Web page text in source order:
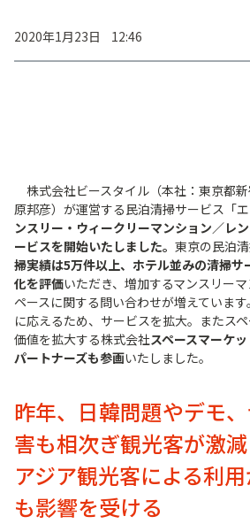
2020年1月23日 12:46
株式会社ビースタイル（本社：東京都
原邦彦）が運営する民泊清掃サービス「エ
ンスリー・ウィークリーマンション／レ
ービスを開始いたしました。 東京の民泊
掃実績は5万件以上、ホテル並みの清掃サ
化を評価いただき、増加するマンスリー
ペースに関する問い合わせが増えていま
に応えるため、サービスを拡大。またス
価値を拡大する株式会社スペースマーケ
パートナーズも参画いたしました。
昨年、日韓問題やデモ
害も相次ぎ観光客が激減
アジア観光客による利
も影響を受ける